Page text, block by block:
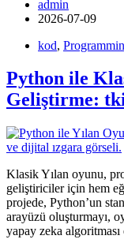
admin
2026-07-09
kod,
Python ile
Geliştirme:
Klasik Yılan oyunu,
geliştiriciler için hem
projede, Python’un
arayüzü oluşturmayı,
yapay zeka